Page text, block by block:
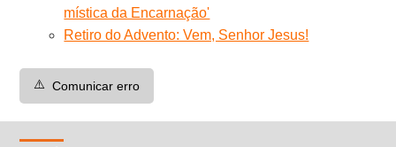
mística da Encarnação'
Retiro do Advento: Vem, Senhor Jesus!
⚠️ Comunicar erro